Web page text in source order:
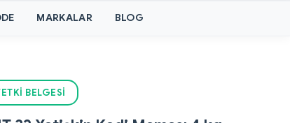
MARKALAR BLOG
BELGESI